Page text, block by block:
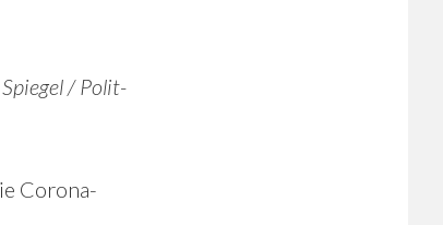
Spiegel / Polit-
Corona-